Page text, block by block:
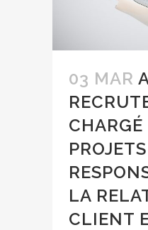
03 MAR
CHARGÉ
LA
CLIENT